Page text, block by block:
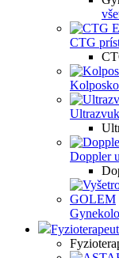
CTG
Doppler